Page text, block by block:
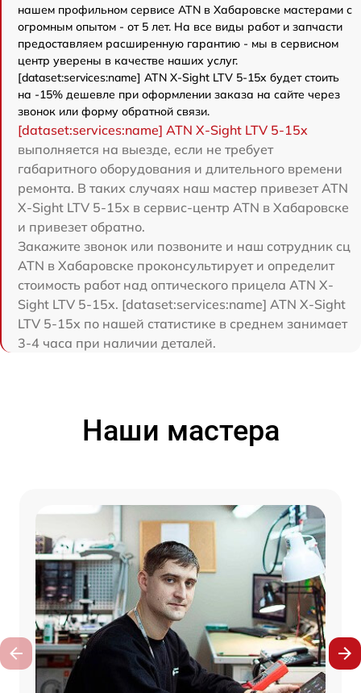
нашем профильном сервисе ATN в Хабаровске мастерами с
огромным опытом - от 5 лет. На все виды работ и запчасти
предоставляем расширенную гарантию - мы в сервисном
центр уверены в качестве наших услуг.
[dataset:services:name] ATN X-Sight LTV 5-15x будет стоить
на -15% дешевле при оформлении заказа на сайте через
звонок или форму обратной связи.
[dataset:services:name] ATN X-Sight LTV 5-15x
выполняется на выезде, если не требует
габаритного оборудования и длительного времени
ремонта. В таких случаях наш мастер привезет ATN
X-Sight LTV 5-15x в сервис-центр ATN в Хабаровске
и привезет обратно.
Закажите звонок или позвоните и наш сотрудник сц
ATN в Хабаровске проконсультирует и определит
стоимость работ над оптического прицела ATN X-
Sight LTV 5-15x. [dataset:services:name] ATN X-Sight
LTV 5-15x по нашей статистике в среднем занимает
3-4 часа при наличии деталей.
Наши мастера